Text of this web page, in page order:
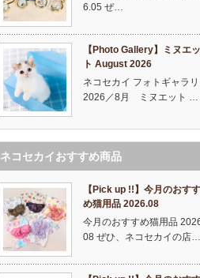
6.05 ぜ…
【Photo Gallery】ミヌエッ
ト August 2026
ネコセカイ フォトギャラ
2026／8月 ミヌエット …
ネコセカイおすすめ商品
【Pick up !!】今月のおすす
め猫用品 2026.08
今月のおすすめ猫用品
08 ぜひ、ネコセカイの店…